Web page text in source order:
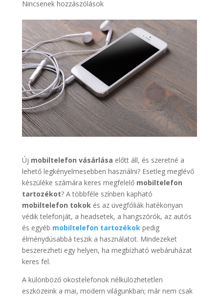
Nincsenek hozzászólások
Új mobiltelefon vásárlása előtt áll, és szeretné a
lehető legkényelmesebben használni? Esetleg meglévő
készüléke számára keres megfelelő mobiltelefon
tartozékot? A többféle színben kapható
mobiltelefon tokok és az üvegfóliák hatékonyan
védik telefonját, a headsetek, a hangszórók, az autós
és egyéb mobiltelefon tartozékok pedig
élménydúsabbá teszik a használatot. Mindezeket
beszerezheti egy helyen, ha megbízható webáruházat
keres fel.
A különböző okostelefonok nélkülözhetetlen
eszközeink a mai, modern világunkban; már nem csak